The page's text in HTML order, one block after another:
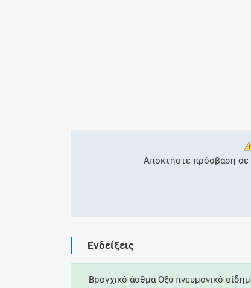
Αποκτήστε πρόσβαση σε
Ενδείξεις
Βρογχικό άσθμα Οξύ πνευμονικό